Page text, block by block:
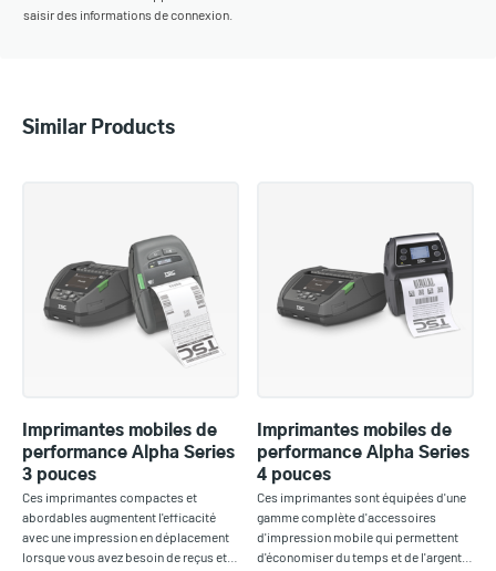
saisir des informations de connexion.
Similar Products
Imprimantes mobiles de
performance Alpha Series
3 pouces
Ces imprimantes compactes et
abordables augmentent l'efficacité
avec une impression en déplacement
lorsque vous avez besoin de reçus et…
Imprimantes mobiles de
performance Alpha Series
4 pouces
Ces imprimantes sont équipées d'une
gamme complète d'accessoires
d'impression mobile qui permettent
d'économiser du temps et de l'argent…